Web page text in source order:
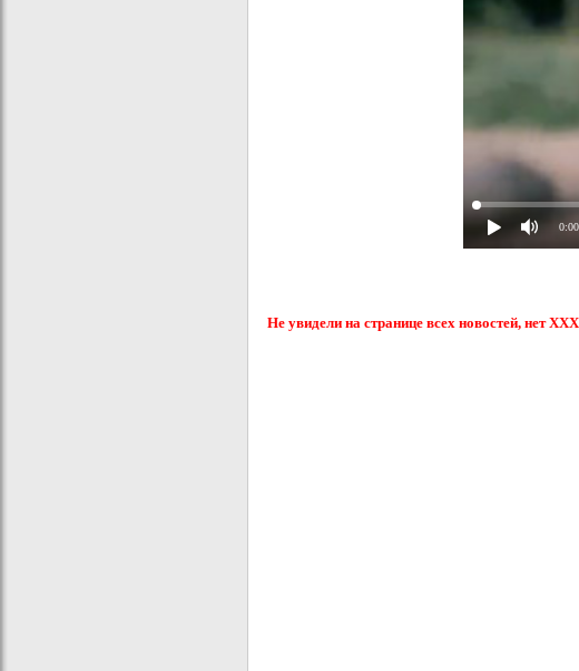
0:00
Не увидели на странице всех новостей, нет